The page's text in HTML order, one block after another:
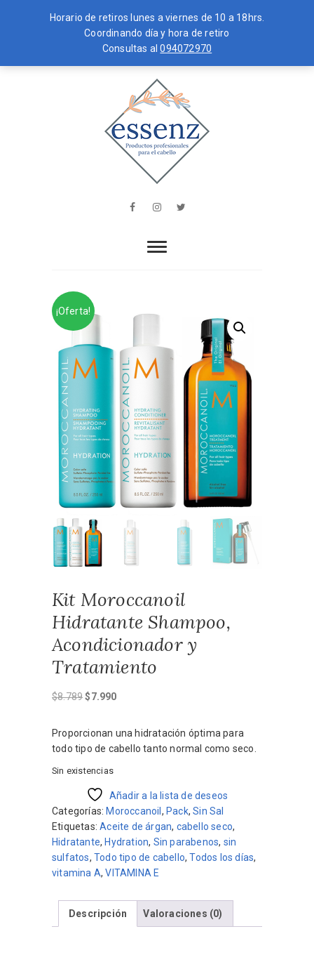
Horario de retiros lunes a viernes de 10 a 18hrs.
Coordinando día y hora de retiro
Consultas al094072970
to
essenz
EL CABELLO
FacebookInstagram
¡Oferta!
Kit Moroccanoil
Hidratante Shampoo,
Acondicionador y
Tratamiento
$8.789El
original
era:
$7.990El
actual
es:
Proporcionan una hidratación óptima para
todo tipo de cabello tanto normal como seco.
Sin existencias
Añadir a la lista de deseos
Categorías: Moroccanoil , Pack,Sin Sal
Etiquetas:Aceite de árgan, cabello seco,
Hidratante, Hydration, Sin parabenos, sin
sulfatos,Todo tipo de cabello,Todos los días,
vitamina A,VITAMINA E
Descripción Valoraciones (0)